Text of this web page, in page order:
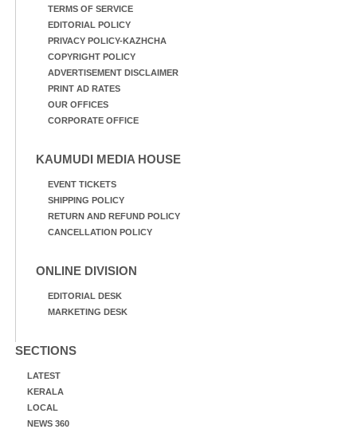
TERMS OF SERVICE
EDITORIAL POLICY
PRIVACY POLICY-KAZHCHA
COPYRIGHT POLICY
ADVERTISEMENT DISCLAIMER
PRINT AD RATES
OUR OFFICES
CORPORATE OFFICE
KAUMUDI MEDIA HOUSE
EVENT TICKETS
SHIPPING POLICY
RETURN AND REFUND POLICY
CANCELLATION POLICY
ONLINE DIVISION
EDITORIAL DESK
MARKETING DESK
SECTIONS
LATEST
KERALA
LOCAL
NEWS 360